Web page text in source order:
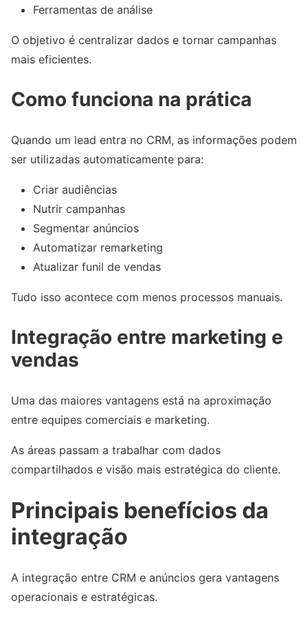
Ferramentas de análise
O objetivo é centralizar dados e tornar campanhas
mais eficientes.
Como funciona na prática
Quando um lead entra no CRM, as informações podem
ser utilizadas automaticamente para:
Criar audiências
Nutrir campanhas
Segmentar anúncios
Automatizar remarketing
Atualizar funil de vendas
Tudo isso acontece com menos processos manuais.
Integração entre marketing e
vendas
Uma das maiores vantagens está na aproximação
entre equipes comerciais e marketing.
As áreas passam a trabalhar com dados
compartilhados e visão mais estratégica do cliente.
Principais benefícios da
integração
A integração entre CRM e anúncios gera vantagens
operacionais e estratégicas.